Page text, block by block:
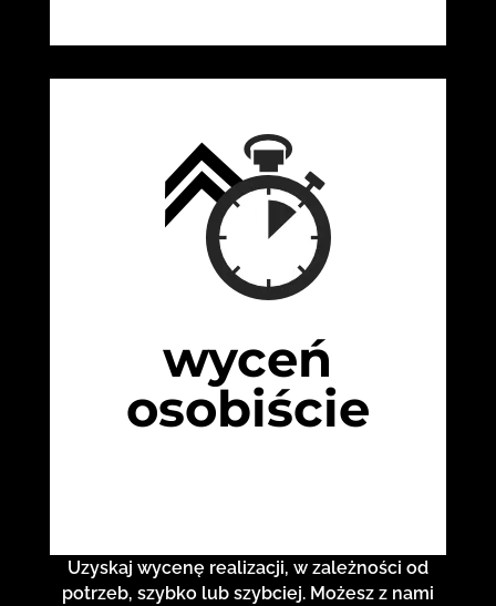
wyceń
osobiście
Uzyskaj wycenę realizacji, w zależności od
potrzeb, szybko lub szybciej. Możesz z nami